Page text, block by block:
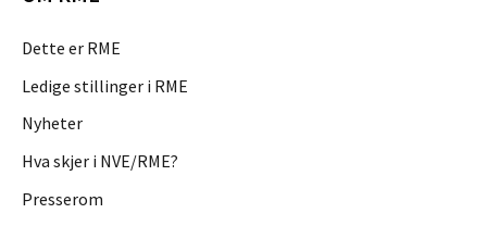
Dette er RME
Ledige stillinger i RME
Nyheter
Hva skjer i NVE/RME?
Presserom